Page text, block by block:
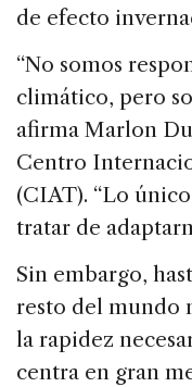
de efecto
“No somos
climático, pero
afirma Marlon
Centro
(CIAT). “Lo
tratar de
Sin embargo,
resto del mundo
la rapidez
centra en gran